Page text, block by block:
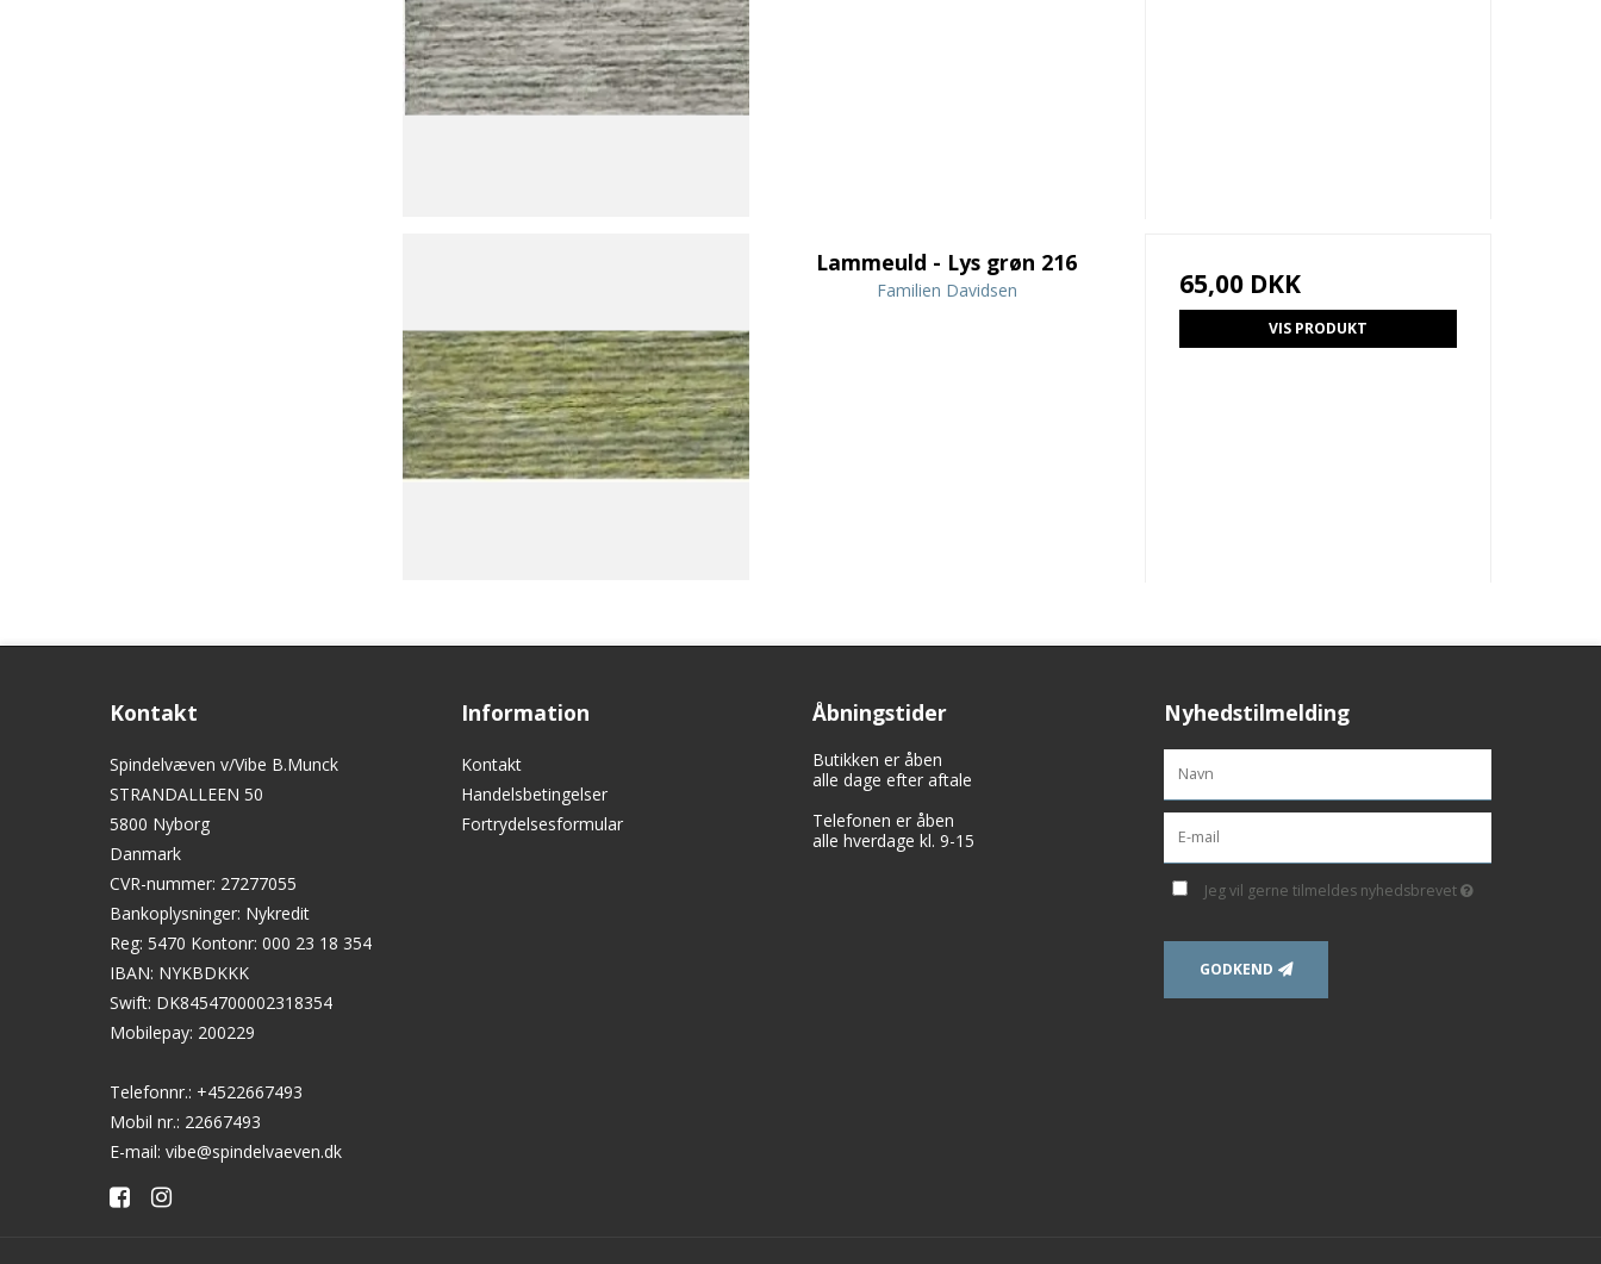
Lammeuld - Lys grøn 216
Familien Davidsen 65,00 DKK
VIS PRODUKT
Kontakt
Spindelvæven v/Vibe B.Munck
STRANDALLEEN 50
5800 Nyborg
Danmark
CVR-nummer: 27277055
Bankoplysninger: Nykredit
Reg: 5470 Kontonr: 000 23 18 354
IBAN: NYKBDKKK
Swift: DK8454700002318354
Mobilepay: 200229
Telefonnr.: +4522667493
Mobil nr.: 22667493
E-mail: vibe@spindelvaeven.dk
Information
Kontakt
Handelsbetingelser
Fortrydelsesformular
Åbningstider
Butikken er åben
alle dage efter aftale
Telefonen er åben
alle hverdage kl. 9-15
Nyhedstilmelding
Jeg vil gerne tilmeldes nyhedsbrevet
GODKEND